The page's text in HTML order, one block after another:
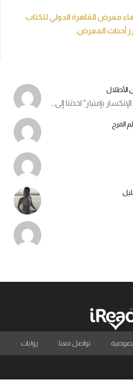
معرض القاهرة الدولي للكتاب
أحداث المعرض.
الأطلال
بإمتياز" اخذتنا إلى…
المرح
تواصل معنا روايات